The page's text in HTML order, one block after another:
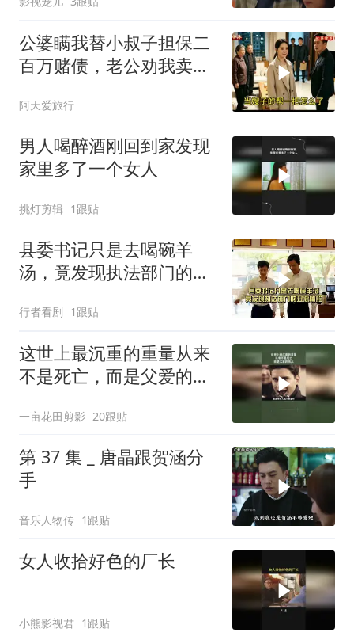
公婆瞒我替小叔子担保二
百万赌债，老公劝我卖房
阿天爱旅行
男人喝醉酒刚回到家发现
家里多了一个女人
挑灯剪辑 1跟贴
县委书记只是去喝碗羊
汤，竟发现执法部门的丑
行者看剧 1跟贴
这世上最沉重的重量从来
不是死亡，而是父爱的伟
一亩花田剪影 20跟贴
第 37 集 _ 唐晶跟贺涵分
手
音乐人物传 1跟贴
女人收拾好色的厂长
小熊影视君 1跟贴